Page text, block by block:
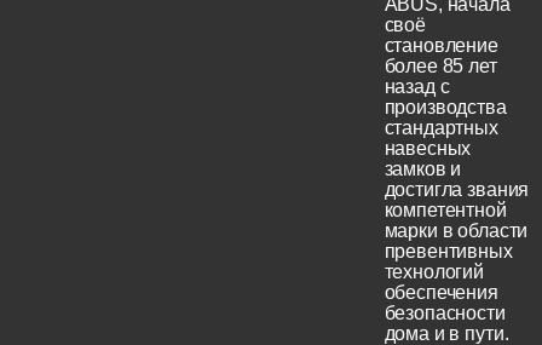
своё
становление
более 85 лет
назад с
производства
стандартных
навесных
замков и
достигла звания
компетентной
марки в области
превентивных
технологий
обеспечения
безопасности
дома и в пути.